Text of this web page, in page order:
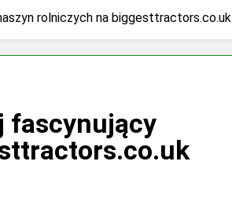
rolniczych na biggesttractors.co.uk
fascynujący